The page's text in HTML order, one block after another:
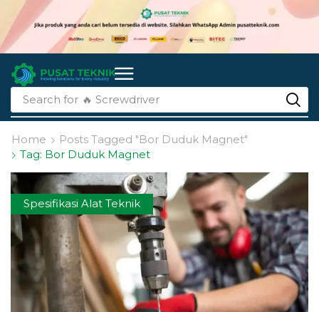
Search for 🔥 Screwdriver
Home
Posts Tagged "bor Duduk Magnet"
Tag: Bor Duduk Magnet
Spesifikasi Alat Teknik